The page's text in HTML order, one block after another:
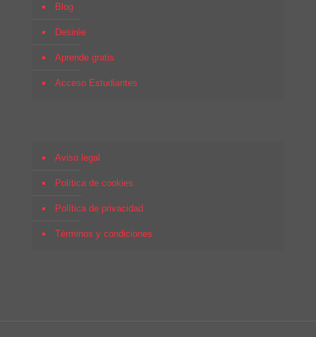
Blog
Desirée
Aprende gratis
Acceso Estudiantes
Aviso legal
Política de cookies
Política de privacidad
Términos y condiciones